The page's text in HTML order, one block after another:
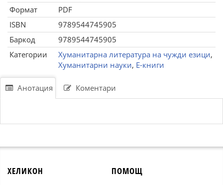
Формат
PDF
ISBN
9789544745905
Баркод
9789544745905
Категории
Хуманитарна литература на чужди езици,
Хуманитарни науки, Е-книги
Анотация Коментари
ХЕЛИКОН ПОМОЩ